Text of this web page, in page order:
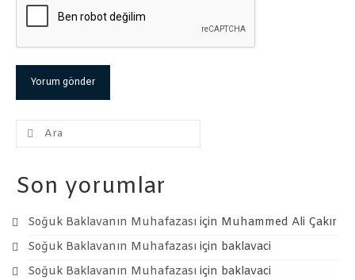
Şunu
ara:
Son yorumlar
Soğuk Baklavanın Muhafazası için Muhammed Ali Çakır
Soğuk Baklavanın Muhafazası için baklavaci
Soğuk Baklavanın Muhafazası için baklavaci